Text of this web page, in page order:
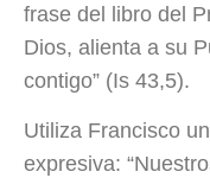
frase del libro del
Dios, alienta a su
contigo” (Is 43,5).
Utiliza Francisco
expresiva: